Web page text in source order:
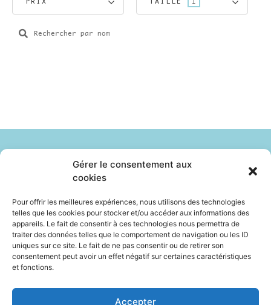
Gérer le consentement aux
cookies
Pour offrir les meilleures expériences, nous utilisons des technologies
telles que les cookies pour stocker et/ou accéder aux informations des
appareils. Le fait de consentir à ces technologies nous permettra de
traiter des données telles que le comportement de navigation ou les ID
uniques sur ce site. Le fait de ne pas consentir ou de retirer son
consentement peut avoir un effet négatif sur certaines caractéristiques
et fonctions.
Accepter
Prix Taille 1
Professionnels Boutique
Ils sont vendus Contact FAQ
Déclaration de confidentialité (UE)